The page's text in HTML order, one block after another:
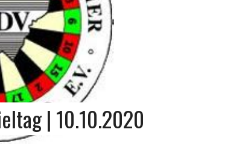
| 10.10.2020